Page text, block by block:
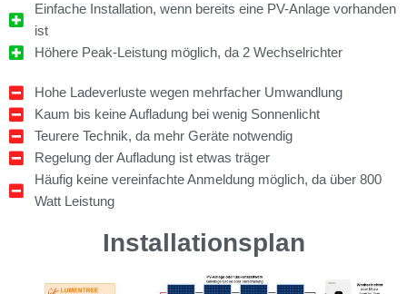
Einfache Installation, wenn bereits eine PV-Anlage vorhanden
ist
Höhere Peak-Leistung möglich, da 2 Wechselrichter
Hohe Ladeverluste wegen mehrfacher Umwandlung
Kaum bis keine Aufladung bei wenig Sonnenlicht
Teurere Technik, da mehr Geräte notwendig
Regelung der Aufladung ist etwas träger
Häufig keine vereinfachte Anmeldung möglich, da über 800
Watt Leistung
Installationsplan